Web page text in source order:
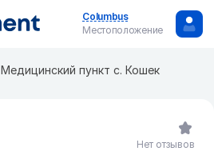
Columbus
Местоположение
Медицинский пункт с. Кошек
Нет отзывов